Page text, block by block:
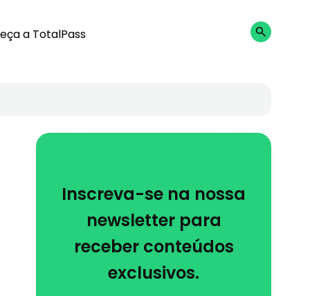
a TotalPass
Inscreva-se na nossa
newsletter para
receber conteúdos
exclusivos.